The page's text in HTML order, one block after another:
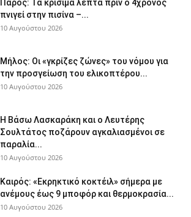
Πάρος: Τα κρίσιμα λεπτά πριν ο 4χρονος
πνιγεί στην πισίνα –...
10 Αυγούστου 2026
Μήλος: Οι «γκρίζες ζώνες» του νόμου για
την προσγείωση του ελικοπτέρου...
10 Αυγούστου 2026
Η Βάσω Λασκαράκη και ο Λευτέρης
Σουλτάτος ποζάρουν αγκαλιασμένοι σε
παραλία...
10 Αυγούστου 2026
Καιρός: «Εκρηκτικό κοκτέιλ» σήμερα με
ανέμους έως 9 μποφόρ και θερμοκρασία...
10 Αυγούστου 2026